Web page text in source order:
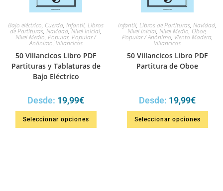
Bajo eléctrico, Cuerda, Infantil, Libros
de Partituras, Navidad,Nivel Inicial,
Nivel Medio, Popular, Popular /
Anónimo,Villancicos
50 Villancicos Libro PDF
Partituras y Tablaturas de
Bajo Eléctrico
Desde: 19,99€
Seleccionar opciones
Infantil, Libros de Partituras, Navidad,
Nivel Inicial, Nivel Medio,Oboe,
Popular / Anónimo, Viento Madera,
Villancicos
50 Villancicos Libro PDF
Partitura de Oboe
Desde: 19,99€
Seleccionar opciones